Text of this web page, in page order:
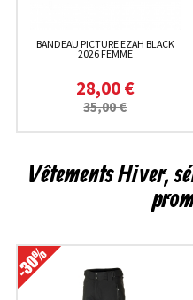
BANDEAU PICTURE EZAH BLACK
2026 FEMME
28,00 €
35,00 €
Vêtements Hiver,